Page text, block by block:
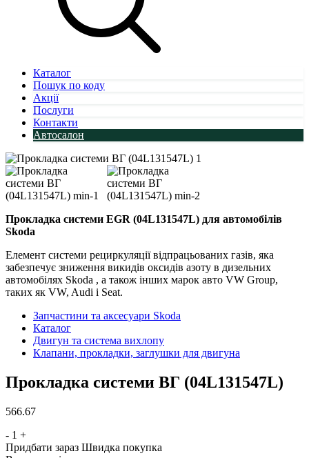
Каталог
Пошук по коду
Акції
Послуги
Контакти
Автосалон
Прокладка системи EGR (04L131547L) для автомобілів
Skoda
Елемент системи рециркуляції відпрацьованих газів, яка
забезпечує зниження викидів оксидів азоту в дизельних
автомобілях Skoda , а також інших марок авто VW Group,
таких як VW, Audi і Seat.
Запчастини та аксесуари Skoda
Каталог
Двигун та система вихлопу
Клапани, прокладки, заглушки для двигуна
Прокладка системи ВГ (04L131547L)
566.67
- 1 +
Придбати зараз Швидка покупка